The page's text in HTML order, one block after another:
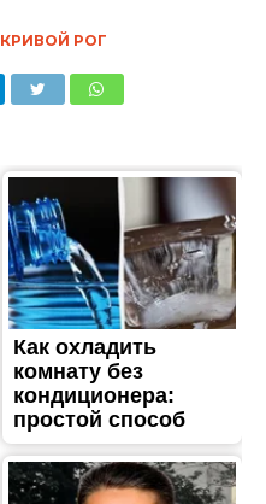
КРИВОЙ РОГ